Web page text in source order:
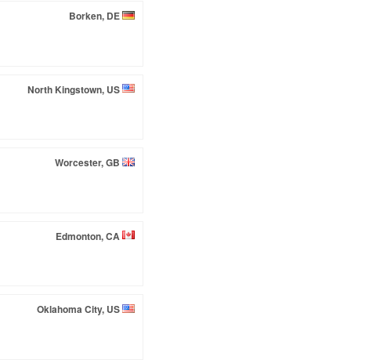
Borken, DE
North Kingstown, US
Worcester, GB
Edmonton, CA
Oklahoma City, US